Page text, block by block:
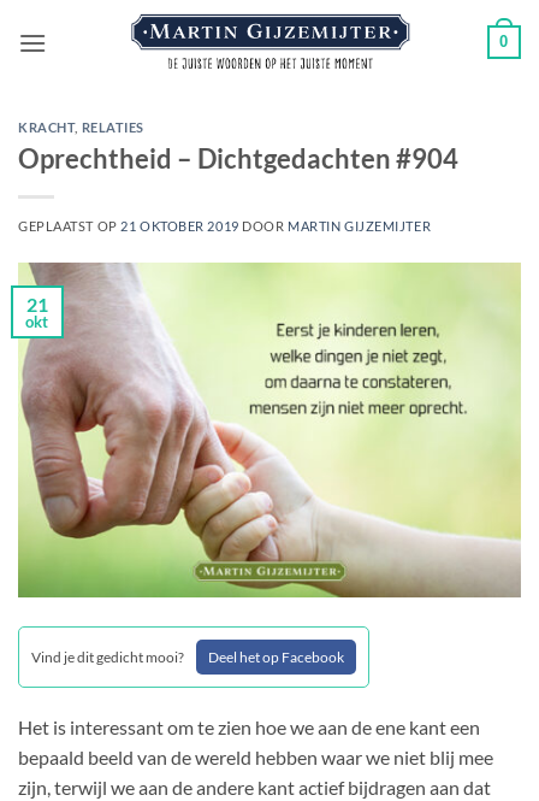
naar
0
KRACHT, RELATIES
Oprechtheid – Dichtgedachten #904
GEPLAATST OP 21 OKTOBER 2019 DOOR MARTIN GIJZEMIJTER
21
okt
Vind je dit gedicht mooi? Deel het op Facebook
Het is interessant om te zien hoe we aan de ene kant een
bepaald beeld van de wereld hebben waar we niet blij mee
zijn, terwijl we aan de andere kant actief bijdragen aan dat